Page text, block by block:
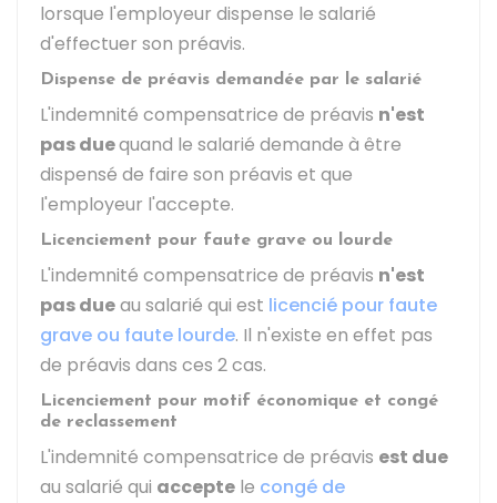
lorsque l'employeur dispense le salarié
d'effectuer son préavis.
Dispense de préavis demandée par le salarié
L'indemnité compensatrice de préavis n'est
pas duequand le salarié demande à être
dispensé de faire son préavis et que
l'employeur l'accepte.
Licenciement pour faute grave ou lourde
L'indemnité compensatrice de préavis n'est
pas dueau salarié qui est licencié pour faute
grave ou faute lourde. Il n'existe en effet pas
de préavis dans ces 2 cas.
Licenciement pour motif économique et congé
de reclassement
L'indemnité compensatrice de préavis est due
au salarié qui accepte le congé de